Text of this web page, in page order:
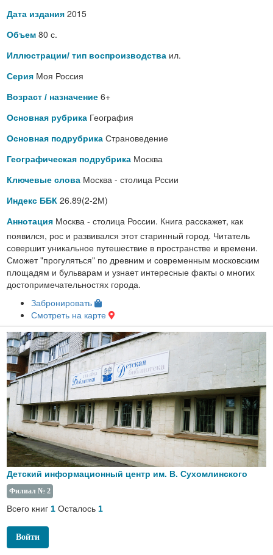
Дата издания 2015
Объем 80 с.
Иллюстрации/ тип воспроизводства ил.
Серия Моя Россия
Возраст / назначение 6+
Основная рубрика География
Основная подрубрика Страноведение
Географическая подрубрика Москва
Ключевые слова Москва - столица Рссии
Индекс ББК 26.89(2-2М)
Аннотация Москва - столица России. Книга расскажет, как
появился, рос и развивался этот старинный город. Читатель
совершит уникальное путешествие в пространстве и времени.
Сможет "прогуляться" по древним и современным московским
площадям и бульварам и узнает интересные факты о многих
достопримечательностях города.
Забронировать
Смотреть на карте
Детский информационный центр им. В. Сухомлинского
Филиал № 2
Всего книг 1 Осталось 1
Войти